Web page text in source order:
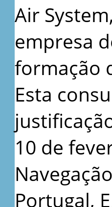
Air
empresa
formação
Esta
10 de
Portugal,